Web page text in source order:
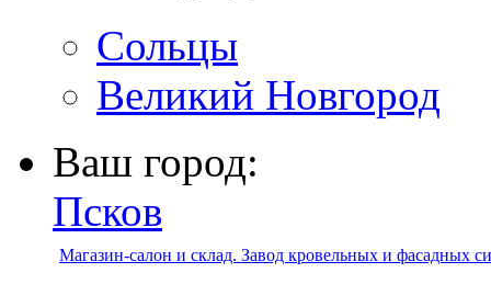
Сольцы
Великий Новгород
Ваш город:
Псков
Магазин-салон и склад. Завод кровельных и фасадных